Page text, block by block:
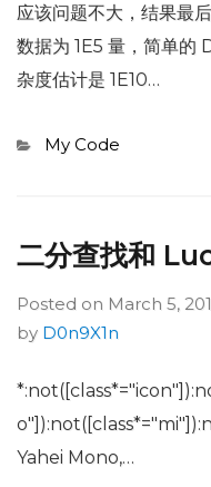
应该问题不大，结果最
数据为 1E5 量，简单的
杂度估计是 1E10…
Categories
My Code
二分查找和
Posted on March 5,
by D0n9X1n
Yahei Mono,…